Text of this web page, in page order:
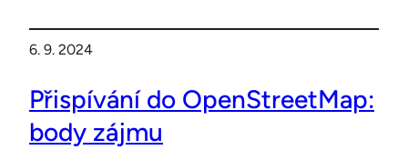
6. 9. 2024
Přispívání do OpenStreetMap:
body zájmu